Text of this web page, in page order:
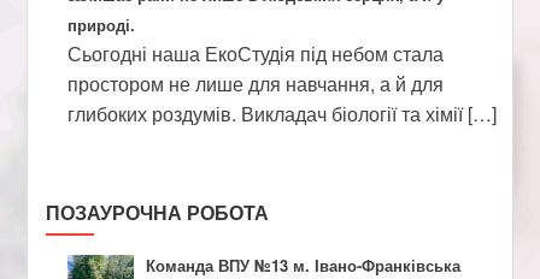
природі.
Сьогодні наша ЕкоСтудія під небом стала
простором не лише для навчання, а й для
глибоких роздумів. Викладач біології та хімії […]
ПОЗАУРОЧНА РОБОТА
Команда ВПУ №13 м. Івано-Франківська